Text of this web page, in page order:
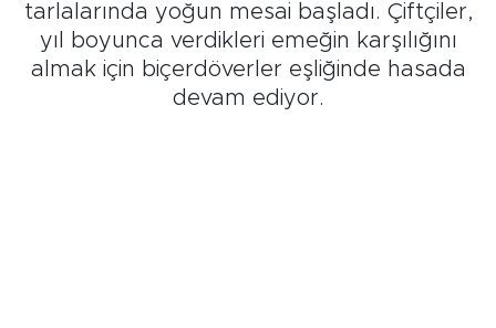
tarlalarında yoğun mesai başladı. Çiftçiler,
yıl boyunca verdikleri emeğin karşılığını
almak için biçerdöverler eşliğinde hasada
devam ediyor.